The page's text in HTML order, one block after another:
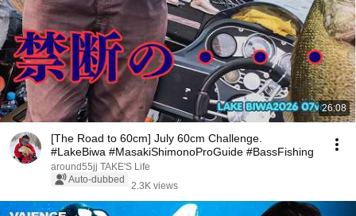
26:08
[The Road to 60cm] July 60cm Challenge.
#LakeBiwa #MasakiShimonoProGuide #BassFishing
around55jj TAKE'S Life
Auto-dubbed
2.3K views